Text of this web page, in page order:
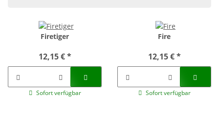
Firetiger
12,15 €*
Sofort verfügbar
Fire
12,15 €*
Sofort verfügbar